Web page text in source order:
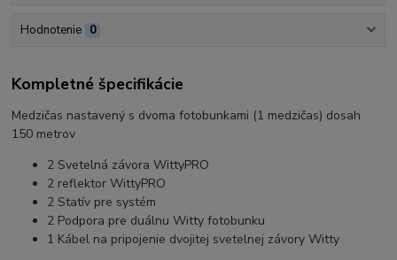
Hodnotenie 0
Kompletné špecifikácie
Medzičas nastavený s dvoma fotobunkami (1 medzičas) dosah
150 metrov
2 Svetelná závora WittyPRO
2 reflektor WittyPRO
2 Statív pre systém
2 Podpora pre duálnu Witty fotobunku
1 Kábel na pripojenie dvojitej svetelnej závory Witty